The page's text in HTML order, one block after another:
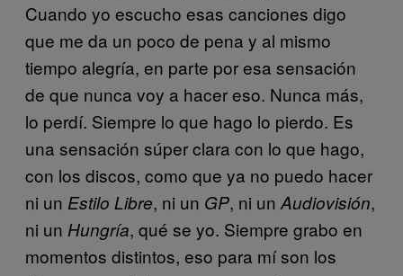
Cuando yo escucho esas canciones digo
que me da un poco de pena y al mismo
tiempo alegría, en parte por esa sensación
de que nunca voy a hacer eso. Nunca más,
lo perdí. Siempre lo que hago lo pierdo. Es
una sensación súper clara con lo que hago,
con los discos, como que ya no puedo hacer
ni un Estilo Libre, ni un GP, ni un Audiovisión,
ni un Hungría, qué se yo. Siempre grabo en
momentos distintos, eso para mí son los